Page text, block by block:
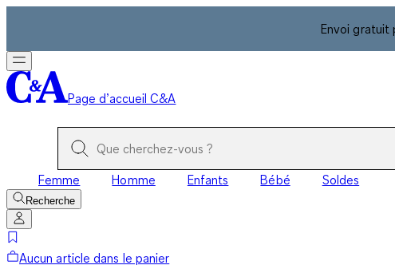
Envoi gratuit
Page d’accueil C&A
Femme Homme Enfants Bébé Soldes
Recherche
Aucun article dans le panier